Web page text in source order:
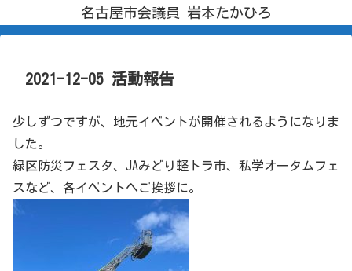
名古屋市会議員 岩本たかひろ
2021-12-05 活動報告
少しずつですが、地元イベントが開催されるようになりま
した。
緑区防災フェスタ、JAみどり軽トラ市、私学オータムフェ
スなど、各イベントへご挨拶に。